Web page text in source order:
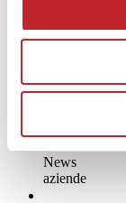
News
aziende